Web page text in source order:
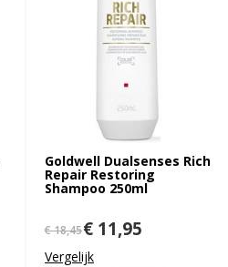
Goldwell Dualsenses Rich
Repair Restoring
Shampoo 250ml
€ 18,45€ 11,95
Vergelijk